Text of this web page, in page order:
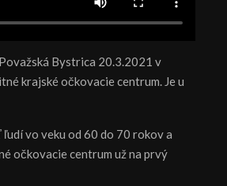
Bystrica 20.3.2021 v
krajské očkovacie centrum. Je u
vo veku od 60 do 70 rokov a
očkovacie centrum už na prvý